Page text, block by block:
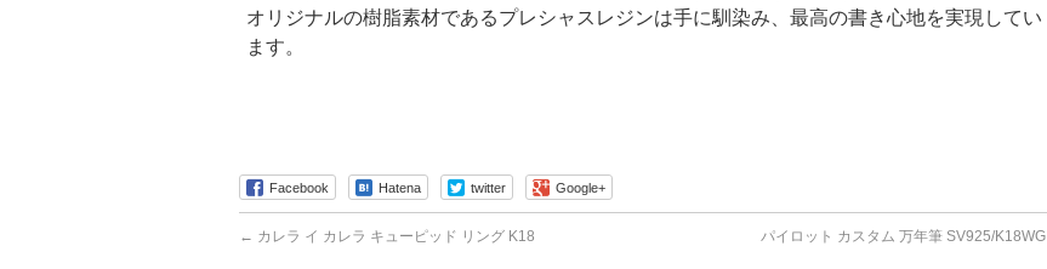
オリジナルの樹脂素材であるプレシャスレジンは手に馴染み、最高の書き心地を実現してい
ます。
Facebook Hatena twitter Google+
← カレラ イ カレラ キューピッド リング K18 パイロット カスタム 万年筆 SV925/K18WG